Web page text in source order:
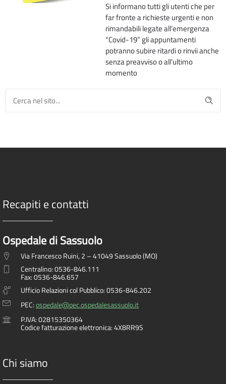
Si informano tutti gli utenti che per
far fronte a richieste urgenti e non
rimandabili legate all’emergenza
“Covid-19” gli appuntamenti
potranno subire ritardi o rinvii anche
senza preavviso o all’ultimo
momento
Recapiti e contatti
Ospedale di Sassuolo
Via Francesco Ruini, 2 – 41049 Sassuolo (MO)
Centralino: 0536-846.111
Fax: 0536-846.657
Ufficio Relazioni col Pubblico: 0536-846.202
PEC:ospedale@pec.ospedalesassuolo.it
P.IVA: 02815350364
Codice fatturazione elettronica: 4X8RR9S
Chi siamo